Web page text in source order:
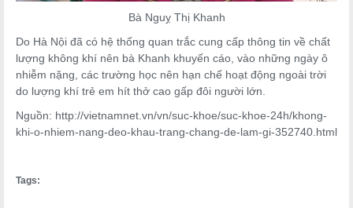
Bà Nguỵ Thị Khanh
Do Hà Nội đã có hệ thống quan trắc cung cấp thông tin về chất
lượng không khí nên bà Khanh khuyến cáo, vào những ngày ô
nhiễm nặng, các trường học nên hạn chế hoạt động ngoài trời
do lượng khí trẻ em hít thở cao gấp đôi người lớn.
Nguồn: http://vietnamnet.vn/vn/suc-khoe/suc-khoe-24h/khong-
khi-o-nhiem-nang-deo-khau-trang-chang-de-lam-gi-352740.html
Tags: